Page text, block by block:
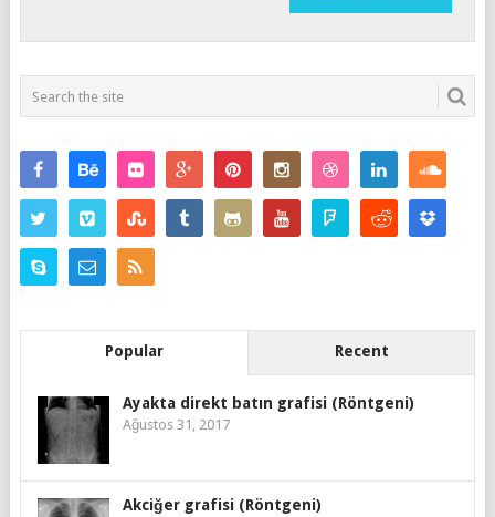
Popular Recent
Ayakta direkt batın grafisi (Röntgeni)
Ağustos 31, 2017
Akciğer grafisi (Röntgeni)